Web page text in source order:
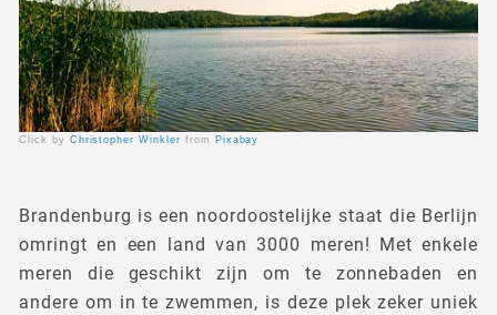
Click by Christopher Winkler from Pixabay
Brandenburg is een noordoostelijke staat die Berlijn
omringt en een land van 3000 meren! Met enkele
meren die geschikt zijn om te zonnebaden en
andere om in te zwemmen, is deze plek zeker uniek